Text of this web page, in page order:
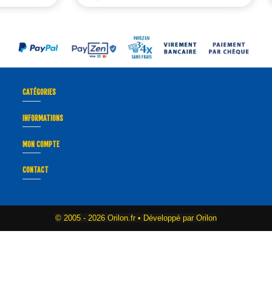
CATÉGORIES
INFORMATIONS
MON COMPTE
CONTACT
© 2005 - 2026 Orilon.fr • Développé par Orilon